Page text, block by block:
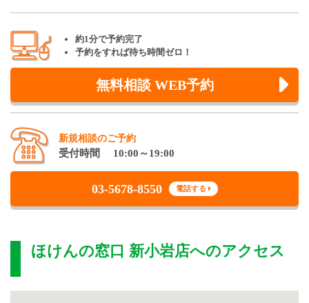
約1分で予約完了
予約をすれば待ち時間ゼロ！
無料相談 WEB予約
新規相談のご予約
受付時間 10:00～19:00
03-5678-8550 電話する
ほけんの窓口 新小岩店へのアクセス